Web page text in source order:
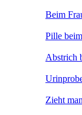
Beim
Pille
Abstrich
Zieht